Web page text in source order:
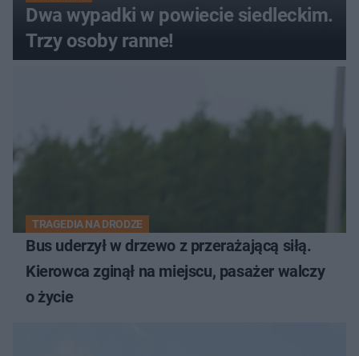
Dwa wypadki w powiecie siedleckim.
Trzy osoby ranne!
TRAGEDIA NA DRODZE
Bus uderzył w drzewo z przerażającą siłą.
Kierowca zginął na miejscu, pasażer walczy
o życie